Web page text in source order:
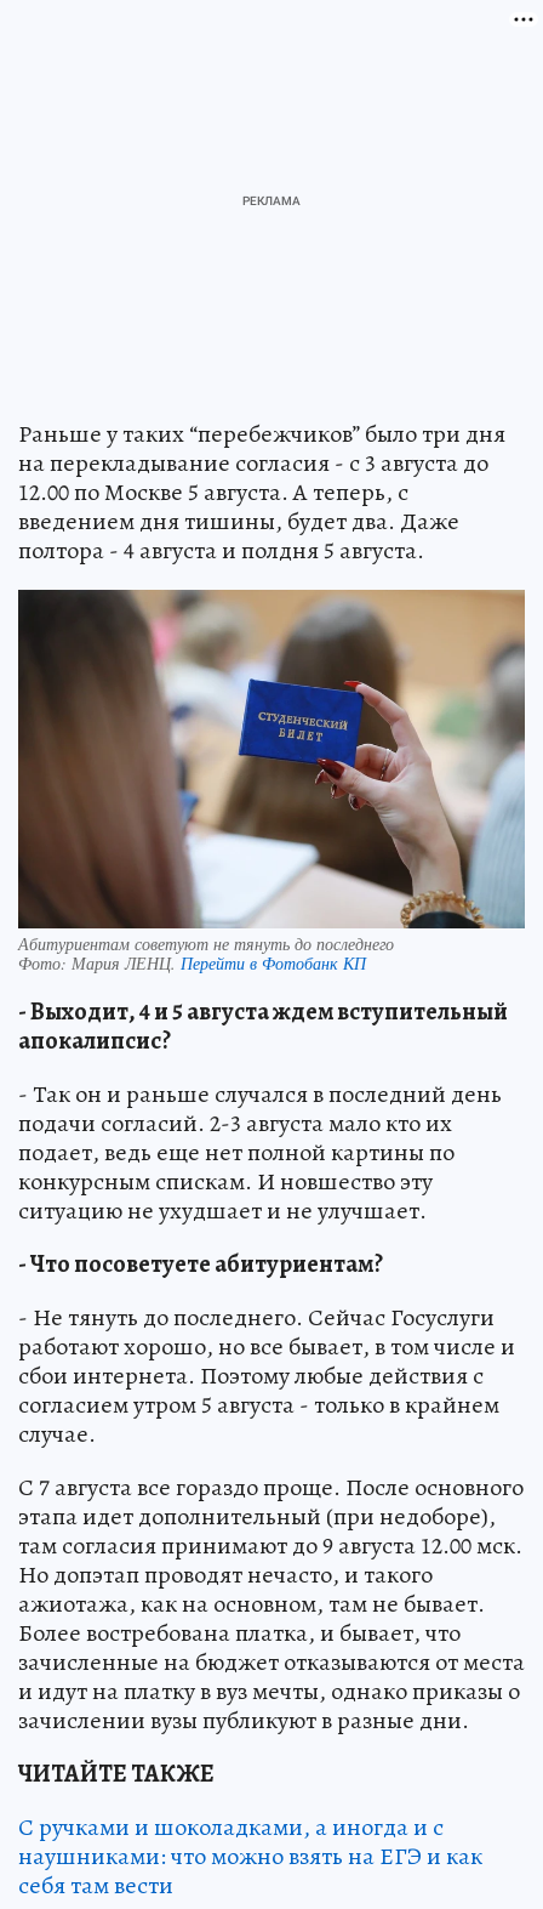
Раньше у таких “перебежчиков” было три дня
на перекладывание согласия - с 3 августа до
12.00 по Москве 5 августа. А теперь, с
введением дня тишины, будет два. Даже
полтора - 4 августа и полдня 5 августа.
Абитуриентам советуют не тянуть до последнего
Фото: Мария ЛЕНЦ. Перейти в Фотобанк КП
- Выходит, 4 и 5 августа ждем вступительный
апокалипсис?
- Так он и раньше случался в последний день
подачи согласий. 2-3 августа мало кто их
подает, ведь еще нет полной картины по
конкурсным спискам. И новшество эту
ситуацию не ухудшает и не улучшает.
- Что посоветуете абитуриентам?
- Не тянуть до последнего. Сейчас Госуслуги
работают хорошо, но все бывает, в том числе и
сбои интернета. Поэтому любые действия с
согласием утром 5 августа - только в крайнем
случае.
С 7 августа все гораздо проще. После основного
этапа идет дополнительный (при недоборе),
там согласия принимают до 9 августа 12.00 мск.
Но допэтап проводят нечасто, и такого
ажиотажа, как на основном, там не бывает.
Более востребована платка, и бывает, что
зачисленные на бюджет отказываются от места
и идут на платку в вуз мечты, однако приказы о
зачислении вузы публикуют в разные дни.
ЧИТАЙТЕ ТАКЖЕ
С ручками и шоколадками, а иногда и с
наушниками: что можно взять на ЕГЭ и как
себя там вести